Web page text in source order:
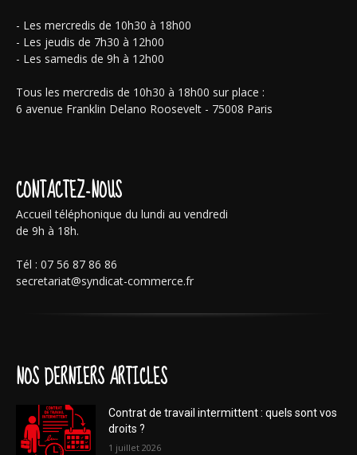
- Les mercredis de 10h30 à 18h00
- Les jeudis de 7h30 à 12h00
- Les samedis de 9h à 12h00
Tous les mercredis de 10h30 à 18h00 sur place :
6 avenue Franklin Delano Roosevelt - 75008 Paris
CONTACTEZ-NOUS
Accueil téléphonique du lundi au vendredi
de 9h à 18h.
Tél : 07 56 87 86 86
secretariat@syndicat-commerce.fr
NOS DERNIERS ARTICLES
Contrat de travail intermittent : quels sont vos
droits ?
1 juillet 2026